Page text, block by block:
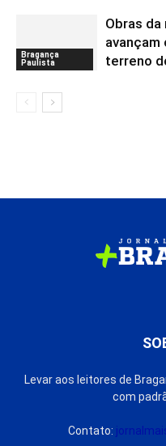
Bragança
Paulista
Obras da
avançam
terreno
Levar aos leitores de
com
Contato: